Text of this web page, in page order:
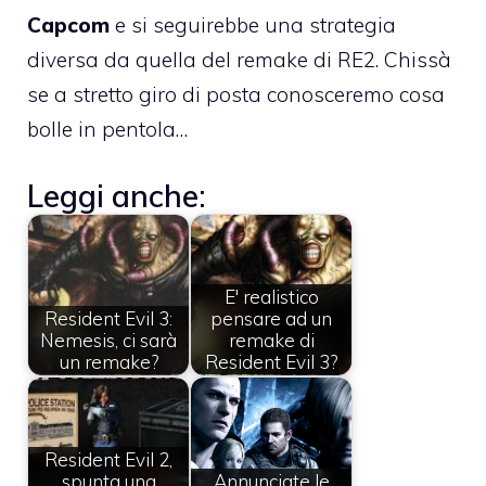
Capcom e si seguirebbe una strategia
diversa da quella del remake di RE2. Chissà
se a stretto giro di posta conosceremo cosa
bolle in pentola…
Leggi anche:
Resident Evil 3:
Nemesis, ci sarà
un remake?
E' realistico
pensare ad un
remake di
Resident Evil 3?
Resident Evil 2,
spunta una
Annunciate le